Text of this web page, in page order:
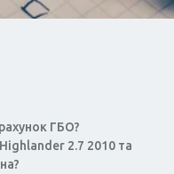
ГБО?
2.7 2010 та